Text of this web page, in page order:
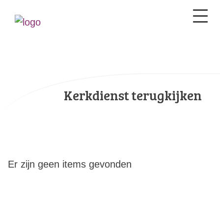
Kerkdienst terugkijken
Er zijn geen items gevonden